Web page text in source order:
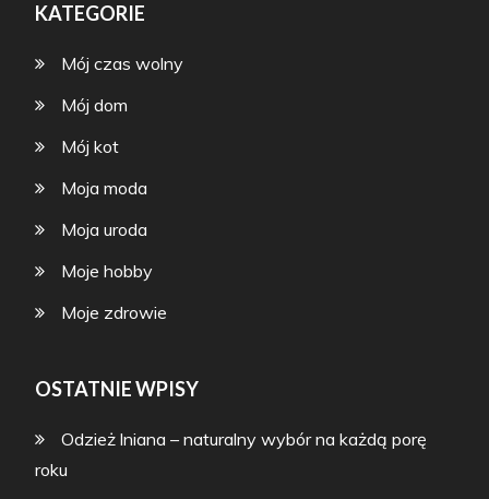
KATEGORIE
Mój czas wolny
Mój dom
Mój kot
Moja moda
Moja uroda
Moje hobby
Moje zdrowie
OSTATNIE WPISY
Odzież lniana – naturalny wybór na każdą porę
roku